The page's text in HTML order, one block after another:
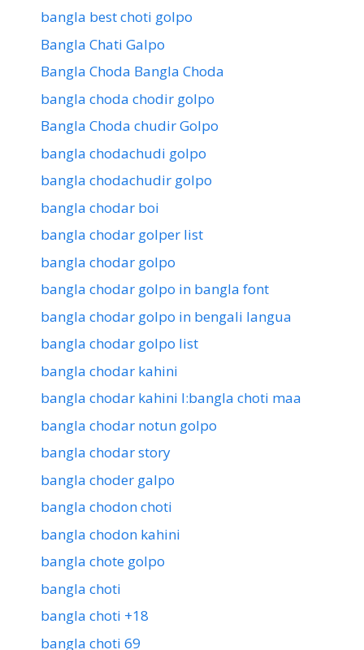
bangla best choti golpo
Bangla Chati Galpo
Bangla Choda Bangla Choda
bangla choda chodir golpo
Bangla Choda chudir Golpo
bangla chodachudi golpo
bangla chodachudir golpo
bangla chodar boi
bangla chodar golper list
bangla chodar golpo
bangla chodar golpo in bangla font
bangla chodar golpo in bengali langua
bangla chodar golpo list
bangla chodar kahini
bangla chodar kahini l:bangla choti maa
bangla chodar notun golpo
bangla chodar story
bangla choder galpo
bangla chodon choti
bangla chodon kahini
bangla chote golpo
bangla choti
bangla choti +18
bangla choti 69